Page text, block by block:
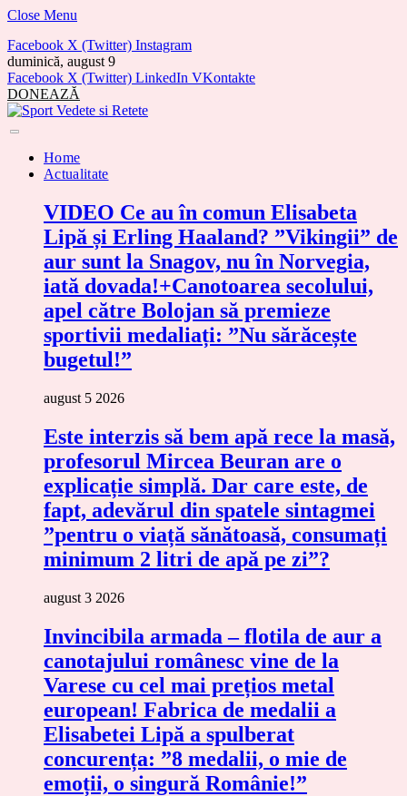
Close Menu
Facebook X (Twitter) Instagram
duminică, august 9
Facebook X (Twitter) LinkedIn VKontakte
DONEAZĂ
Home
Actualitate
VIDEO Ce au în comun Elisabeta
Lipă și Erling Haaland? ”Vikingii” de
aur sunt la Snagov, nu în Norvegia,
iată dovada!+Canotoarea secolului,
apel către Bolojan să premieze
sportivii medaliați: ”Nu sărăcește
bugetul!”
august 5 2026
Este interzis să bem apă rece la masă,
profesorul Mircea Beuran are o
explicație simplă. Dar care este, de
fapt, adevărul din spatele sintagmei
”pentru o viață sănătoasă, consumați
minimum 2 litri de apă pe zi”?
august 3 2026
Invincibila armada – flotila de aur a
canotajului românesc vine de la
Varese cu cel mai prețios metal
european! Fabrica de medalii a
Elisabetei Lipă a spulberat
concurența: ”8 medalii, o mie de
emoții, o singură Românie!”